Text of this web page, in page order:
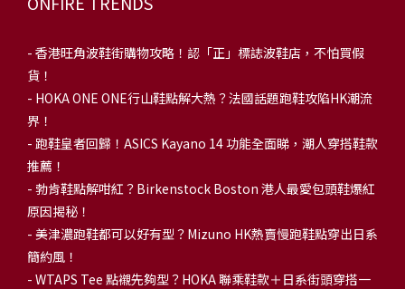
- 香港旺角波鞋街購物攻略！認「正」標誌波鞋店，不怕買假
貨！
- HOKA ONE ONE行山鞋點解大熱？法國話題跑鞋攻陷HK潮流
界！
- 跑鞋皇者回歸！ASICS Kayano 14 功能全面睇，潮人穿搭鞋款
推薦！
- 勃肯鞋點解咁紅？Birkenstock Boston 港人最愛包頭鞋爆紅
原因揭秘！
- 美津濃跑鞋都可以好有型？Mizuno HK熱賣慢跑鞋點穿出日系
簡約風！
- WTAPS Tee 點襯先夠型？HOKA 聯乘鞋款＋日系街頭穿搭一